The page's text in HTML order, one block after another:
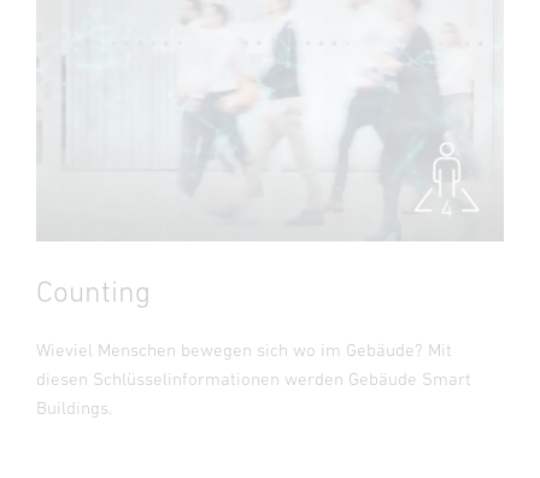
Counting
Wieviel Menschen bewegen sich wo im Gebäude? Mit
diesen Schlüsselinformationen werden Gebäude Smart
Buildings.